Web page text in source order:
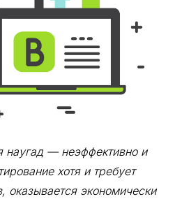
наугад — неэффективно и
хотя и требует
оказывается экономически